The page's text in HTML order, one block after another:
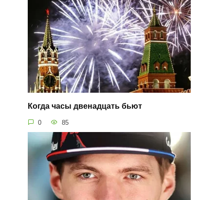
Когда часы двенадцать бьют
0 85